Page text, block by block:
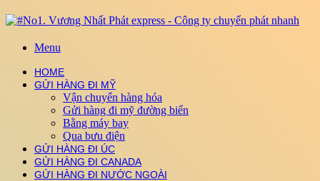
Menu
HOME
GỬI HÀNG ĐI MỸ
Vận chuyển hàng hóa
Gửi hàng đi mỹ đường biển
Bằng máy bay
Qua bưu điện
GỬI HÀNG ĐI ÚC
GỬI HÀNG ĐI CANADA
GỬI HÀNG ĐI NƯỚC NGOÀI